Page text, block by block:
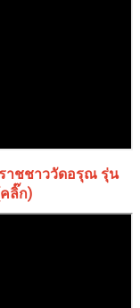
าชชาววัดอรุณ รุ่น
ลิ๊ก)